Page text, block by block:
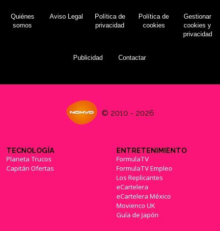
Quiénes
somos
Aviso Legal
Política de
privacidad
Política de
cookies
Gestionar
cookies y
privacidad
Publicidad Contactar
© 2010 - 2026
TECNOLOGÍA
Planeta Trucos
Capitán Ofertas
ENTRETENIMIENTO
FormulaTV
FormulaTV Empleo
Los Replicantes
eCartelera
eCartelera México
Movienco UK
Guía de Japón